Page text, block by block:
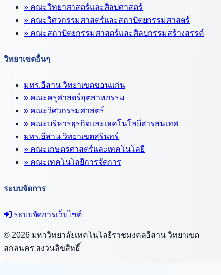
» คณะวิทยาศาสตร์และศิลปศาสตร์
» คณะวิศวกรรมศาสตร์และสถาปัตยกรรมศาสตร์
» คณะสถาปัตยกรรมศาสตร์และศิลปกรรมสร้างสรรค์
วิทยาเขตอื่นๆ
มทร.อีสาน วิทยาเขตขอนแก่น
» คณะครุศาสตร์อุตสาหกรรม
» คณะวิศวกรรมศาสตร์
» คณะบริหารธุรกิจและเทคโนโลยีสารสนเทศ
มทร.อีสาน วิทยาเขตสุรินทร์
» คณะเกษตรศาสตร์และเทคโนโลยี
» คณะเทคโนโลยีการจัดการ
ระบบจัดการ
ระบบจัดการเว็บไซต์
© 2026 มหาวิทยาลัยเทคโนโลยีราชมงคลอีสาน วิทยาเขต
สกลนคร สงวนลิขสิทธิ์